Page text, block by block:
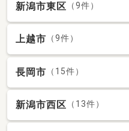
新潟市東区 （9件）
上越市 （9件）
長岡市 （15件）
新潟市西区 （13件）